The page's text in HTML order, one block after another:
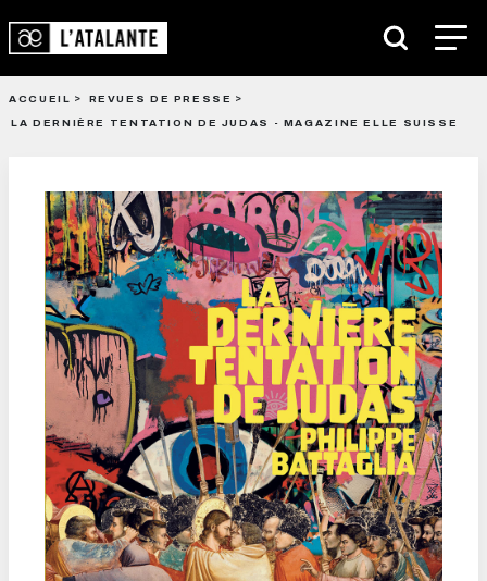
ACCUEIL
REVUES DE PRESSE
LA DERNIÈRE TENTATION DE JUDAS - MAGAZINE ELLE SUISSE